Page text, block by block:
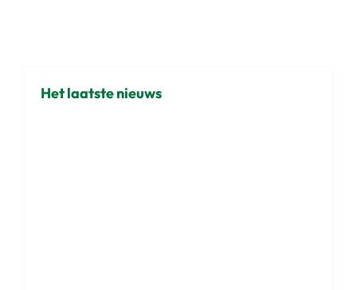
Het laatste nieuws